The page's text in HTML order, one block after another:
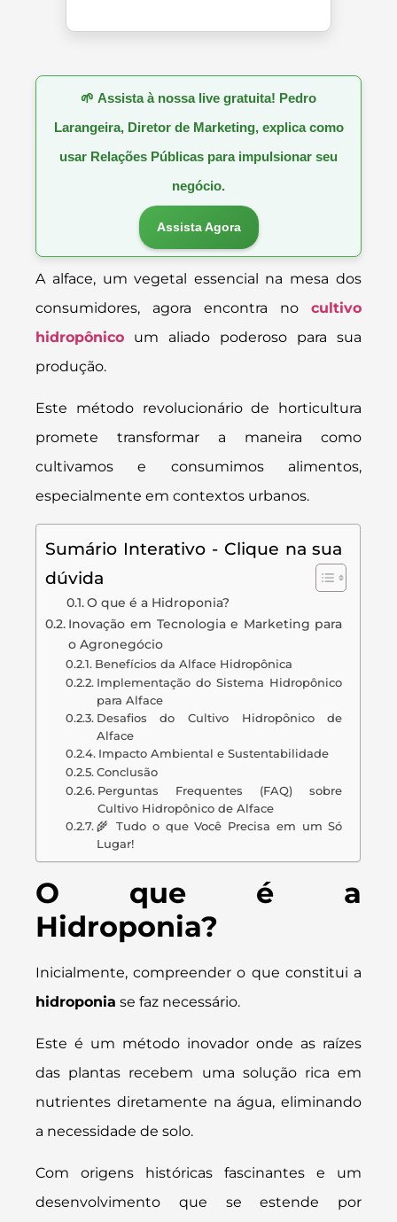
🌱 Assista à nossa live gratuita! Pedro
Larangeira, Diretor de Marketing, explica como
usar Relações Públicas para impulsionar seu
negócio.
Assista Agora
A alface, um vegetal essencial na mesa dos
consumidores, agora encontra no cultivo
hidropônico um aliado poderoso para sua
produção.
Este método revolucionário de horticultura
promete transformar a maneira como
cultivamos e consumimos alimentos,
especialmente em contextos urbanos.
Sumário Interativo - Clique na sua
dúvida
O que é a Hidroponia?
Inovação em Tecnologia e Marketing para
o Agronegócio
Benefícios da Alface Hidropônica
Implementação do Sistema Hidropônico
para Alface
Desafios do Cultivo Hidropônico de
Alface
Impacto Ambiental e Sustentabilidade
Conclusão
Perguntas Frequentes (FAQ) sobre
Cultivo Hidropônico de Alface
🌾 Tudo o que Você Precisa em um Só
Lugar!
O que é a
Hidroponia?
Inicialmente, compreender o que constitui a
hidroponia se faz necessário.
Este é um método inovador onde as raízes
das plantas recebem uma solução rica em
nutrientes diretamente na água, eliminando
a necessidade de solo.
Com origens históricas fascinantes e um
desenvolvimento que se estende por